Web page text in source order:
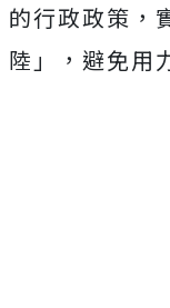
的行政政策，
陸」，避免用